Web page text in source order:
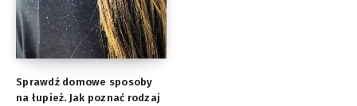
Sprawdź domowe sposoby
na łupież. Jak poznać rodzaj